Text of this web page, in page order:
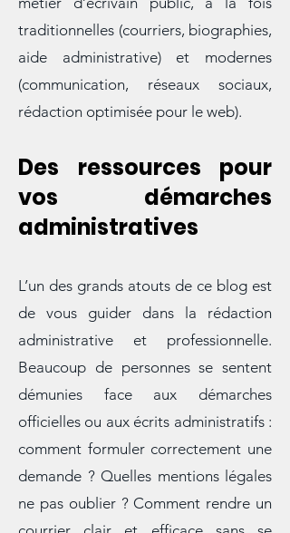
découvrir toutes les facettes du
métier d’écrivain public, à la fois
traditionnelles (courriers, biographies,
aide administrative) et modernes
rédaction optimisée pour le web).
Des ressources pour
vos démarches
administratives
L’un des grands atouts de ce blog est
de vous guider dans la rédaction
administrative et professionnelle.
Beaucoup de personnes se sentent
démunies face aux démarches
officielles ou aux écrits administratifs :
comment formuler correctement une
demande ? Quelles mentions légales